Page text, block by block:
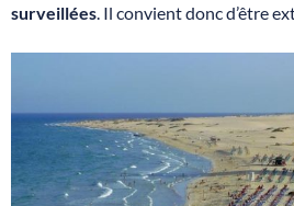
surveillées . Il convient donc d’être